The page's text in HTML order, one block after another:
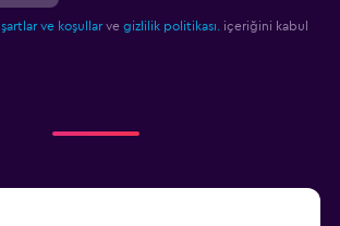
şartlar ve koşullar ve gizlilik politikası. içeriğini kabul